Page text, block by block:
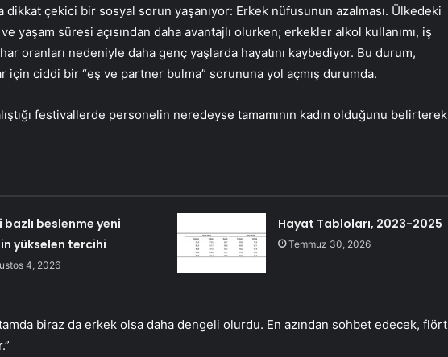
dikkat çekici bir sosyal sorun yaşanıyor: Erkek nüfusunun azalması. Ülkedeki
yaşam süresi açısından daha avantajlı olurken; erkekler alkol kullanımı, iş
oranları nedeniyle daha genç yaşlarda hayatını kaybediyor. Bu durum,
için ciddi bir “eş ve partner bulma” sorununa yol açmış durumda.
festivallerde personelin neredeyse tamamının kadın olduğunu belirterek
bazlı beslenme yeni
yükselen tercihi
4, 2026
Hayat Tabloları, 2023-2025
Temmuz 30, 2026
biraz da erkek olsa daha dengeli olurdu. En azından sohbet edecek, flört